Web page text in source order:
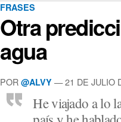
FRASES
Otra
agua
POR @ALVY — 21 DE JULIO
He viajado a lo